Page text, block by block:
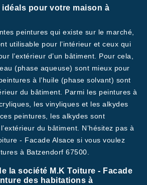
idéals pour votre maison à
peintures qui existe sur le marché,
utilisable pour l’intérieur et ceux qui
l’extérieur d’un bâtiment. Pour cela,
(phase aqueuse) sont mieux pour
à l’huile (phase solvant) sont
du bâtiment. Parmi les peintures à
les vinyliques et les alkydes
peintures, les alkydes sont
du bâtiment. N’hésitez pas à
- Facade Alsace si vous voulez
à Batzendorf 67500.
la société M.K Toiture - Facade
des habitations à